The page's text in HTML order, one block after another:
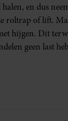
halen, en dus
roltrap of lift.
hijgen. Dit
geen last